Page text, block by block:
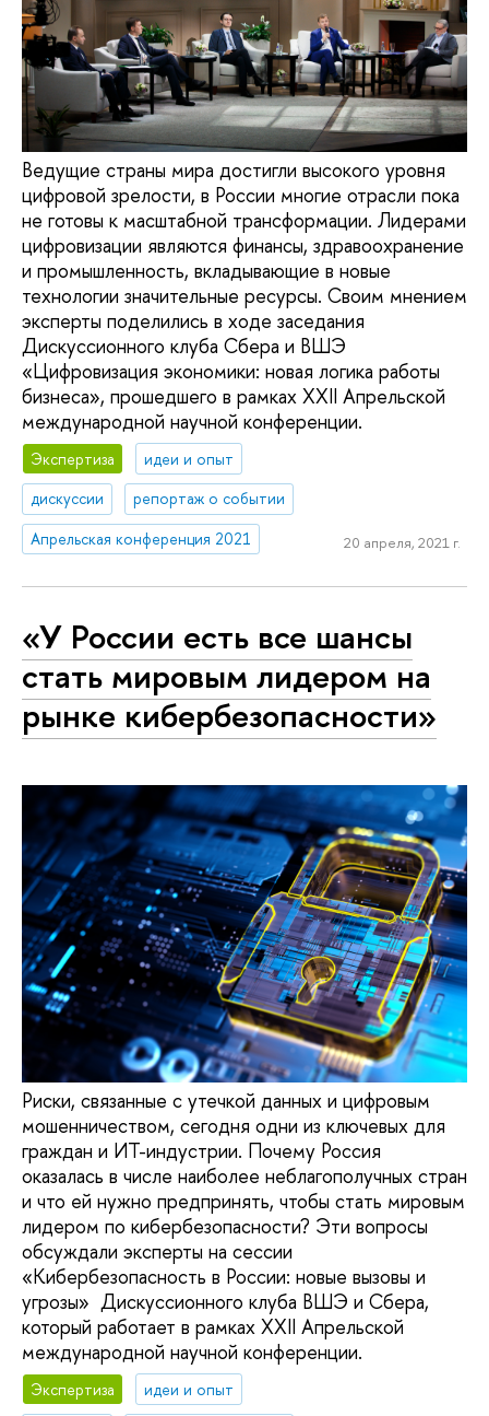
Ведущие страны мира достигли высокого уровня
цифровой зрелости, в России многие отрасли пока
не готовы к масштабной трансформации. Лидерами
цифровизации являются финансы, здравоохранение
и промышленность, вкладывающие в новые
технологии значительные ресурсы. Своим мнением
эксперты поделились в ходе заседания
Дискуссионного клуба Сбера и ВШЭ
«Цифровизация экономики: новая логика работы
бизнеса», прошедшего в рамках XXII Апрельской
международной научной конференции.
Экспертиза
идеи и опыт
дискуссии
репортаж о событии
Апрельская конференция 2021
20 апреля, 2021 г.
«У России есть все шансы
стать мировым лидером на
рынке кибербезопасности»
Риски, связанные с утечкой данных и цифровым
мошенничеством, сегодня одни из ключевых для
граждан и ИТ-индустрии. Почему Россия
оказалась в числе наиболее неблагополучных стран
и что ей нужно предпринять, чтобы стать мировым
лидером по кибербезопасности? Эти вопросы
обсуждали эксперты на сессии
«Кибербезопасность в России: новые вызовы и
угрозы» Дискуссионного клуба ВШЭ и Сбера,
который работает в рамках XXII Апрельской
международной научной конференции.
Экспертиза
идеи и опыт